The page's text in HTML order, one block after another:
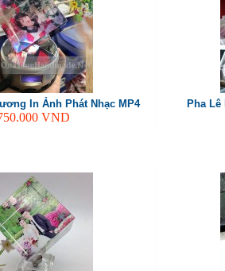
In Ảnh Phát Nhạc MP4
VND
Pha Lê